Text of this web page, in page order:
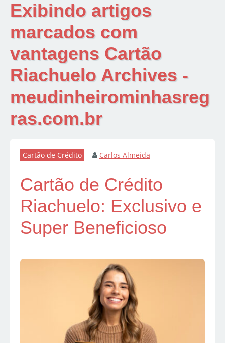
Exibindo artigos
marcados com
vantagens Cartão
Riachuelo Archives -
meudinheirominhasreg
ras.com.br
Cartão de Crédito Carlos Almeida
Cartão de Crédito
Riachuelo: Exclusivo e
Super Beneficioso